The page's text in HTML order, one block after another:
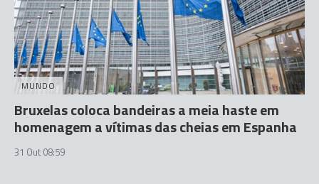
MUNDO
Bruxelas coloca bandeiras a meia haste em
homenagem a vítimas das cheias em Espanha
31 Out 08:59